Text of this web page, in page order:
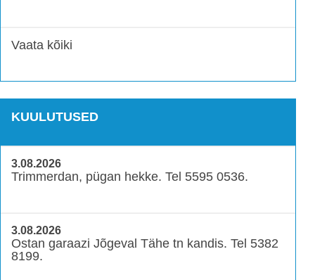
Vaata kõiki
KUULUTUSED
3.08.2026
Trimmerdan, pügan hekke. Tel 5595 0536.
3.08.2026
Ostan garaazi Jõgeval Tähe tn kandis. Tel 5382
8199.